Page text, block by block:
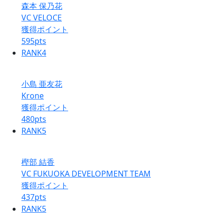
森本 保乃花
VC VELOCE
獲得ポイント
595pts
RANK4
小島 亜友花
Krone
獲得ポイント
480pts
RANK5
樫部 結香
VC FUKUOKA DEVELOPMENT TEAM
獲得ポイント
437pts
RANK5